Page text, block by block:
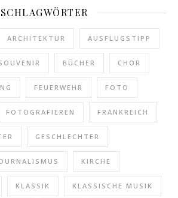
SCHLAGWÖRTER
ARCHITEKTUR AUSFLUGSTIPP
BÜCHER CHOR
FEUERWEHR FOTO
FOTOGRAFIEREN FRANKREICH
GESCHLECHTER
KIRCHE
KLASSIK KLASSISCHE MUSIK